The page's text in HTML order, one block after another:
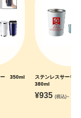
ー 350ml
ステンレスサーモ
380ml
¥935 (税込)~